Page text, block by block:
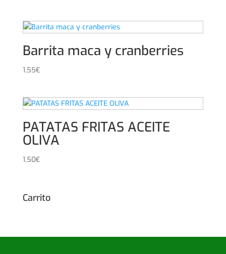
Barrita maca y cranberries
1,55€
PATATAS FRITAS ACEITE
OLIVA
1,50€
Carrito